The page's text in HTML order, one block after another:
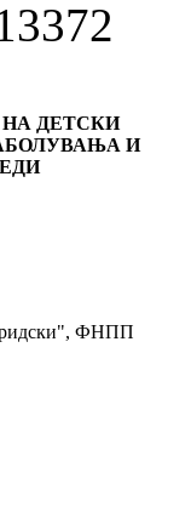
ДЕТСКИ
И
ФНПП